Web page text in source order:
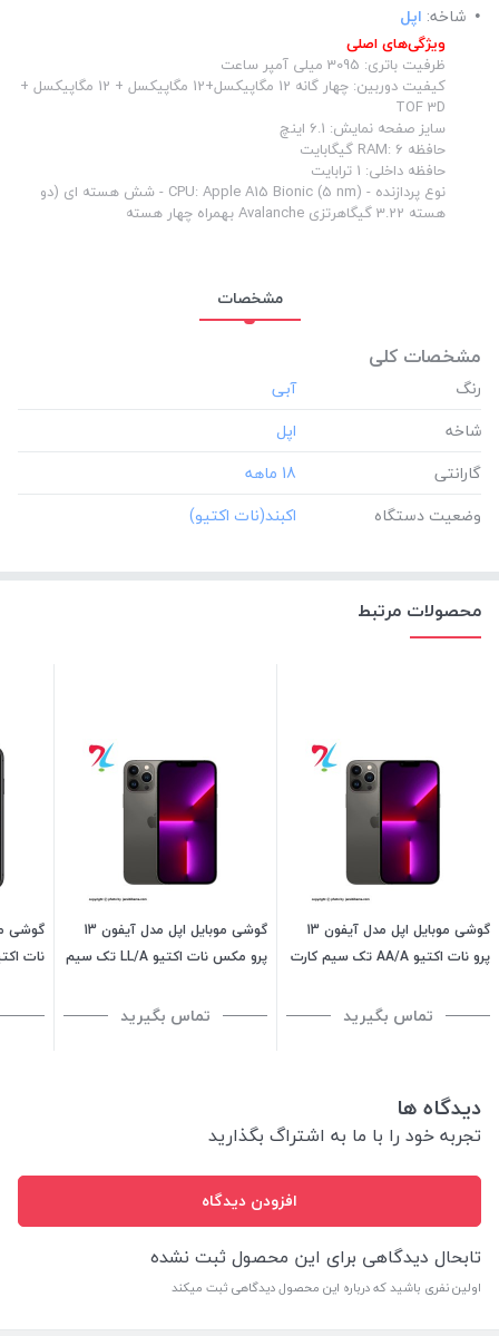
شاخه: اپل
ویژگی‌های اصلی
ظرفیت باتری: 3095 میلی آمپر ساعت
کیفیت دوربین: چهار گانه 12 مگاپیکسل+12 مگاپیکسل + 12 مگاپیکسل +
TOF 3D
سایز صفحه نمایش: 6.1 اینچ
حافظه RAM: 6 گیگابایت
حافظه داخلی: 1 ترابایت
نوع پردازنده - CPU: Apple A15 Bionic (5 nm) - شش هسته ای (دو
هسته 3.22 گیگاهرتزی Avalanche بهمراه چهار هسته
مشخصات
مشخصات کلی
رنگ
شاخه
گارانتی
‎18 ماهه
وضعیت دستگاه
محصولات مرتبط
گوشی موبایل اپل مدل آیفون 13
پرو نات اکتیو AA/A تک سیم کارت
تماس بگیرید
گوشی موبایل اپل مدل آیفون 13
پرو مکس نات اکتیو LL/A تک سیم
تماس بگیرید
دیدگاه ها
تجربه خود را با ما به اشتراگ بگذارید
افزودن دیدگاه
تابحال دیدگاهی برای این محصول ثبت نشده
اولین نفری باشید که درباره این محصول دیدگاهی ثبت میکند